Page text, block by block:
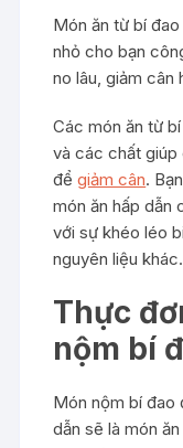
Món ăn từ bí
nhỏ cho bạn
no lâu, giảm cân
Các món ăn từ
và các chất
đểgiảm cân.
món ăn hấp dẫn
với sự khéo léo
nguyên liệu khác.
Thực
nộm bí
Món nộm bí đao
dẫn sẽ là món